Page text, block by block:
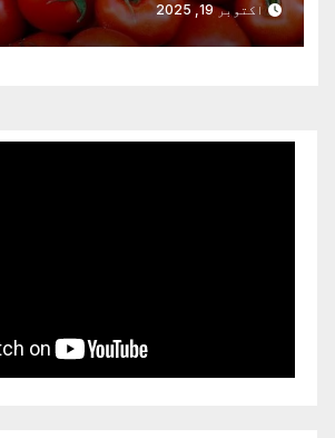
اکتوبر 19, 2025